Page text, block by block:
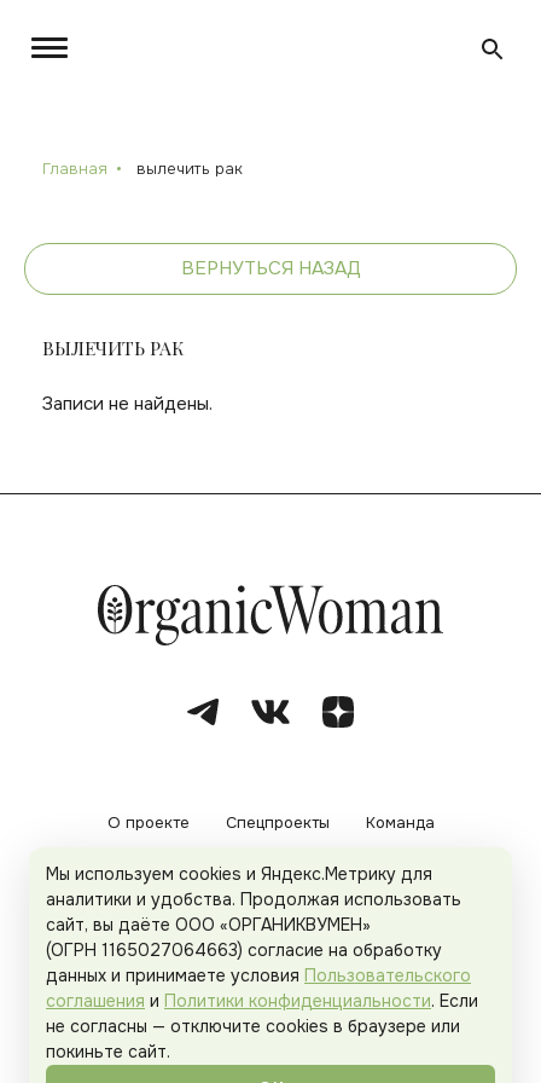
Главная вылечить рак
ВЕРНУТЬСЯ НАЗАД
ВЫЛЕЧИТЬ РАК
Записи не найдены.
О проекте Спецпроекты Команда
Рекламодателям Политика конфиденциальности
Пользовательское соглашение
Organicwoman.ru . Все права защищены.
Мы используем cookies и Яндекс.Метрику для
аналитики и удобства. Продолжая использовать
сайт, вы даёте ООО «ОРГАНИКВУМЕН»
(ОГРН 1165027064663) согласие на обработку
данных и принимаете условия Пользовательского
соглашения и Политики конфиденциальности. Если
не согласны — отключите cookies в браузере или
покиньте сайт.